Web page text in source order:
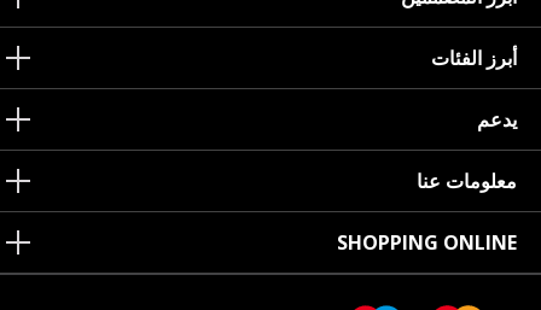
أبرز الفئات
يدعم
معلومات عنا
SHOPPING ONLINE